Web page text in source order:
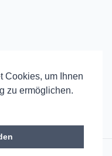
Cookies, um Ihnen
zu ermöglichen.